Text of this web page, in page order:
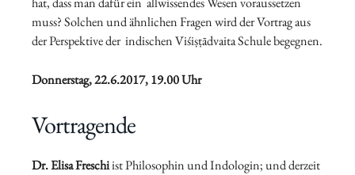
muss? Solchen und ähnlichen Fragen wird der Vortrag aus
der Perspektive der indischen Viśiṣṭādvaita Schule begegnen.
Donnerstag, 22.6.2017, 19.00 Uhr
Vortragende
Dr. Elisa Freschiist Philosophin und Indologin; und derzeit